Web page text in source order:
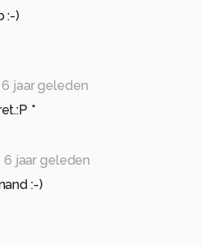
:-)
6 jaar geleden
*
6 jaar geleden
:-)